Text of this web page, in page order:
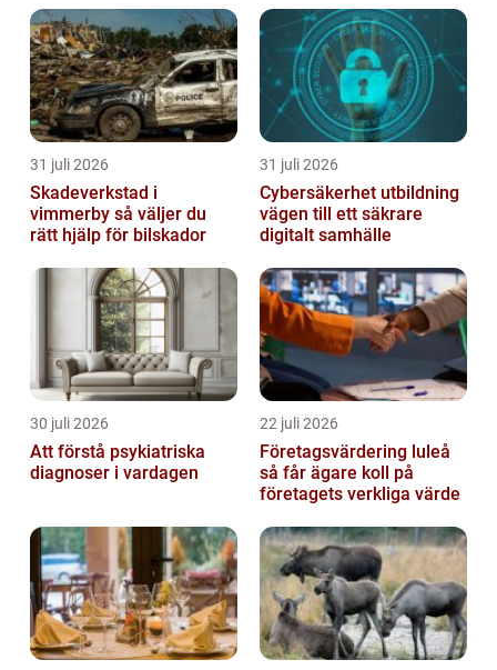
kan vara...
31 juli 2026
Skadeverkstad i
vimmerby så väljer du
rätt hjälp för bilskador
31 juli 2026
Cybersäkerhet utbildning
vägen till ett säkrare
digitalt samhälle
30 juli 2026
Att förstå psykiatriska
diagnoser i vardagen
22 juli 2026
Företagsvärdering luleå
så får ägare koll på
företagets verkliga värde